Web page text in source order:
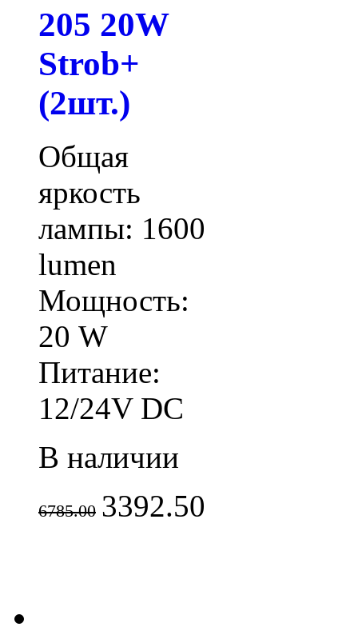
205 20W
Strob+
(2шт.)
Общая
яркость
лампы: 1600
lumen
Мощность:
20 W
Питание:
12/24V DC
В наличии
6785.00 3392.50